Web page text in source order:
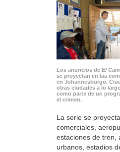
Los anuncios de El
se proyectan en las
en Johannesburgo,
otras ciudades a lo
como parte de un
el crimen.
La serie se
comerciales,
estaciones de tren,
urbanos, estadios